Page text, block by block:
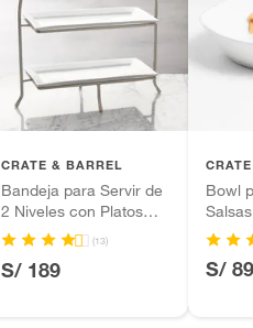
CRATE & BARREL
Bandeja para Servir de
2 Niveles con Platos
Cambridge
(13)
S/ 189
Bowl
Marin
S/